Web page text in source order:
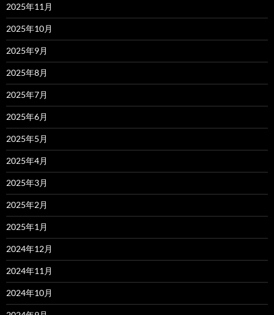
2025年11月
2025年10月
2025年9月
2025年8月
2025年7月
2025年6月
2025年5月
2025年4月
2025年3月
2025年2月
2025年1月
2024年12月
2024年11月
2024年10月